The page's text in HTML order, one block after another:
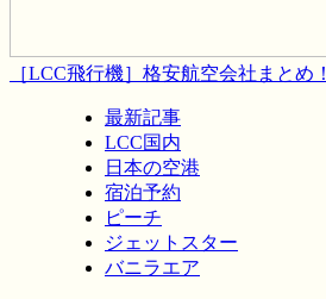
［LCC飛行機］格安航空会社まとめ！
最新記事
LCC国内
日本の空港
宿泊予約
ピーチ
ジェットスター
バニラエア